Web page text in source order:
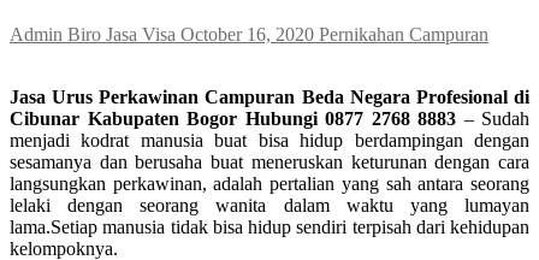
Admin Biro Jasa Visa October 16, 2020 Pernikahan Campuran
Jasa Urus Perkawinan Campuran Beda Negara Profesional di
Cibunar Kabupaten Bogor Hubungi 0877 2768 8883 – Sudah
menjadi kodrat manusia buat bisa hidup berdampingan dengan
sesamanya dan berusaha buat meneruskan keturunan dengan cara
langsungkan perkawinan, adalah pertalian yang sah antara seorang
lelaki dengan seorang wanita dalam waktu yang lumayan
lama.Setiap manusia tidak bisa hidup sendiri terpisah dari kehidupan
kelompoknya.